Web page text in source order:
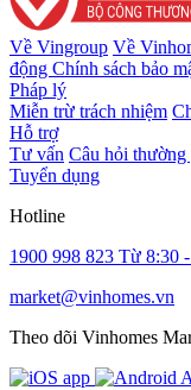
Về Vingroup Về
động Chính sách bảo
Pháp lý
Miễn trừ trách nhiệm
Hỗ trợ
Tư vấn Câu hỏi thường
Tuyển dụng
Hotline
1900 998 823 Từ 8:30
market@vinhomes.vn
Theo dõi Vinhomes